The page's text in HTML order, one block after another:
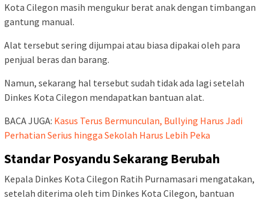
Kota Cilegon masih mengukur berat anak dengan timbangan
gantung manual.
Alat tersebut sering dijumpai atau biasa dipakai oleh para
penjual beras dan barang.
Namun, sekarang hal tersebut sudah tidak ada lagi setelah
Dinkes Kota Cilegon mendapatkan bantuan alat.
BACA JUGA: Kasus Terus Bermunculan, Bullying Harus Jadi
Perhatian Serius hingga Sekolah Harus Lebih Peka
Standar Posyandu Sekarang Berubah
Kepala Dinkes Kota Cilegon Ratih Purnamasari mengatakan,
setelah diterima oleh tim Dinkes Kota Cilegon, bantuan